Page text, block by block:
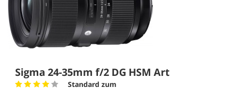
Sigma 24-35mm f/2 DG HSM Art
Standard zum